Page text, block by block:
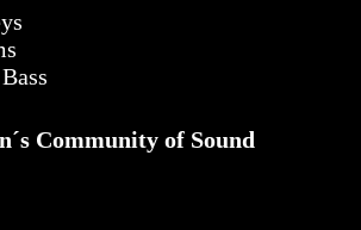
Community of Sound